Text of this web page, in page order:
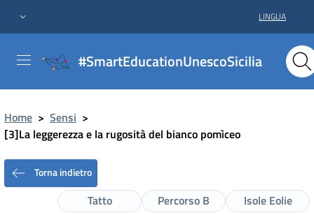
LINGUA
#SmartEducationUnescoSicilia
Home > Sensi >
[3]La leggerezza e la rugosità del bianco pomìceo
Torna indietro
Isole Eolie
Percorso B
Tatto